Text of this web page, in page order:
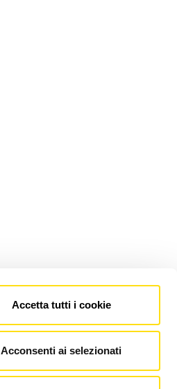
Accetta tutti i cookie
Acconsenti ai selezionati